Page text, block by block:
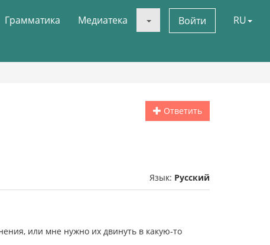
Грамматика Медиатека Войти RU
Ответить
Язык: Русский
или мне нужно их двинуть в какую-то